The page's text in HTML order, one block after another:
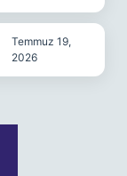
Temmuz 19,
2026